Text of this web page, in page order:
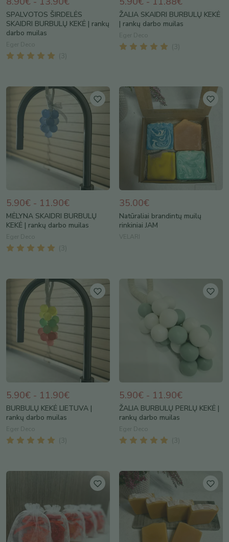
SPALVOTOS ŠIRDELĖS
SKAIDRI BURBULŲ KEKĖ | rankų
darbo muilas
Eger Deco
( 3
ŽALIA SKAIDRI BURBULŲ KEKĖ
| rankų darbo muilas
Eger Deco
( 3
5.90€ - 11.90€
MĖLYNA SKAIDRI BURBULŲ
KEKĖ | rankų darbo muilas
Eger Deco
( 3
35.00€
Natūraliai brandintų muilų
rinkiniai JAM
VELARI
5.90€ - 11.90€
BURBULŲ KEKĖ LIETUVA |
rankų darbo muilas
Eger Deco
( 3
5.90€ - 11.90€
ŽALIA BURBULŲ PERLŲ KEKĖ |
rankų darbo muilas
Eger Deco
( 3